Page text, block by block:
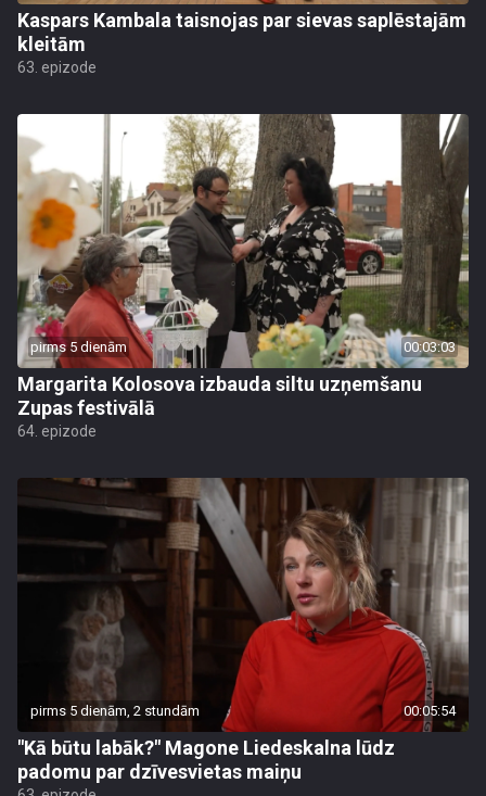
Kaspars Kambala taisnojas par sievas saplēstajām
kleitām
63. epizode
pirms 5 dienām 00:03:03
Margarita Kolosova izbauda siltu uzņemšanu
Zupas festivālā
64. epizode
pirms 5 dienām, 2 stundām 00:05:54
"Kā būtu labāk?" Magone Liedeskalna lūdz
padomu par dzīvesvietas maiņu